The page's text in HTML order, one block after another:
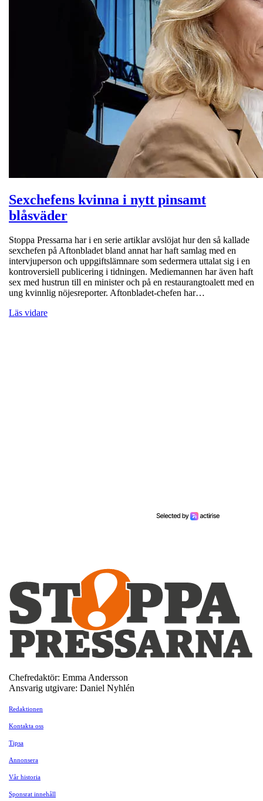
Sexchefens kvinna i nytt pinsamt
blåsväder
Stoppa Pressarna har i en serie artiklar avslöjat hur den så kallade
sexchefen på Aftonbladet bland annat har haft samlag med en
intervjuperson och uppgiftslämnare som sedermera uttalat sig i en
kontroversiell publicering i tidningen. Mediemannen har även haft
sex med hustrun till en minister och på en restaurangtoalett med en
ung kvinnlig nöjesreporter. Aftonbladet-chefen har…
Läs vidare
Chefredaktör: Emma Andersson
Ansvarig utgivare: Daniel Nyhlén
Redaktionen
Kontakta oss
Tipsa
Annonsera
Vår historia
Sponsrat innehåll